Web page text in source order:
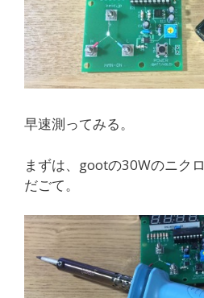
早速測ってみる。
まずは、gootの30Wのニク
だごて。